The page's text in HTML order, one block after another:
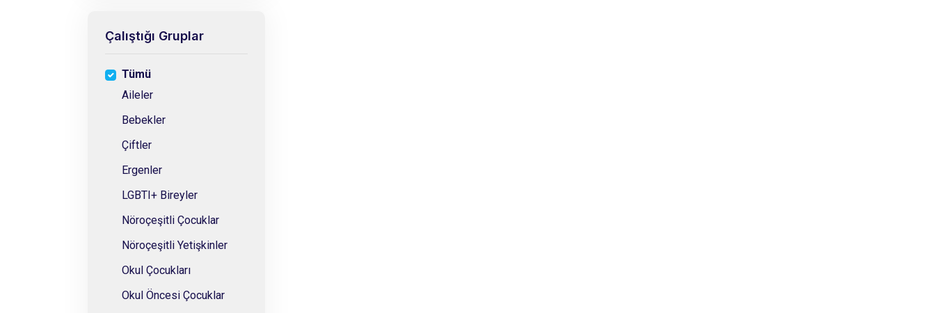
Çalıştığı Gruplar
Tümü
Aileler
Bebekler
Çiftler
Ergenler
LGBTI+ Bireyler
Nöroçeşitli Çocuklar
Nöroçeşitli Yetişkinler
Okul Çocukları
Okul Öncesi Çocuklar